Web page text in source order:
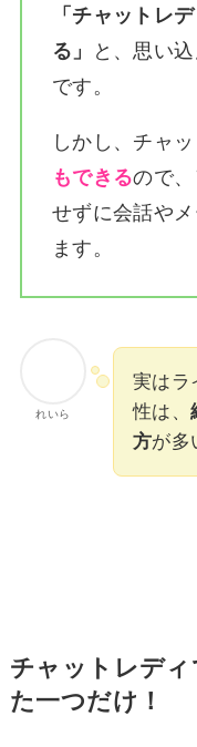
「チャットレ
る」
と、思い
です。
しかし、チャ
もできるので
せずに会話や
ます。
れいら
実はラ
性は、
方が多
チャットレデ
た一つだけ！